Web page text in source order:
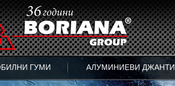
ГУМИ АЛУМИНИЕВИ ДЖАНТИ